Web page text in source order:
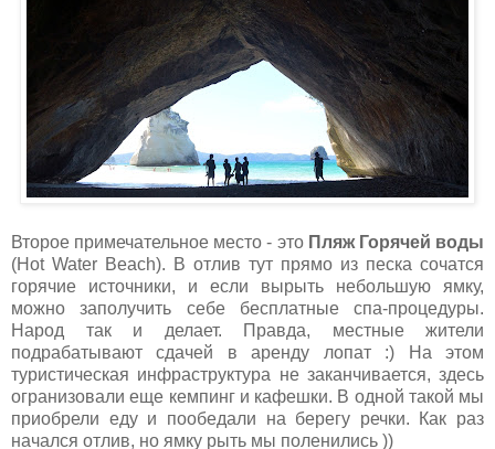
Второе примечательное место - это Пляж Горячей воды
(Hot Water Beach). В отлив тут прямо из песка сочатся
горячие источники, и если вырыть небольшую ямку,
можно заполучить себе бесплатные спа-процедуры.
Народ так и делает. Правда, местные жители
подрабатывают сдачей в аренду лопат :) На этом
туристическая инфраструктура не заканчивается, здесь
огранизовали еще кемпинг и кафешки. В одной такой мы
приобрели еду и пообедали на берегу речки. Как раз
начался отлив, но ямку рыть мы поленились ))